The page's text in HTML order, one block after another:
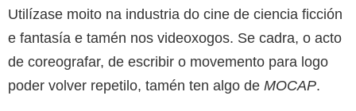
Utilízase moito na industria do cine de ciencia ficción
e fantasía e tamén nos videoxogos. Se cadra, o acto
de coreografar, de escribir o movemento para logo
poder volver repetilo, tamén ten algo de MOCAP.